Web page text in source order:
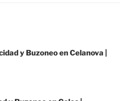
y Buzoneo en Celanova |